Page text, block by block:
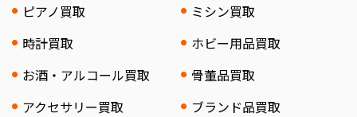
ピアノ買取
ミシン買取
時計買取
ホビー用品買取
お酒・アルコール買取
骨董品買取
アクセサリー買取
ブランド品買取